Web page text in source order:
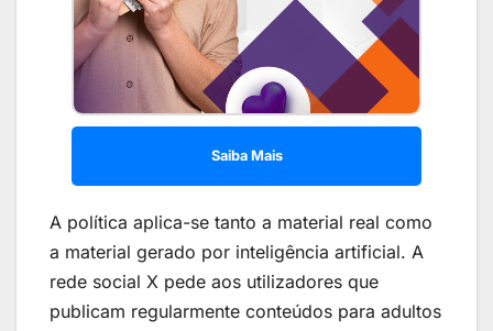
Saiba Mais
A política aplica-se tanto a material real como
a material gerado por inteligência artificial. A
rede social X pede aos utilizadores que
publicam regularmente conteúdos para adultos